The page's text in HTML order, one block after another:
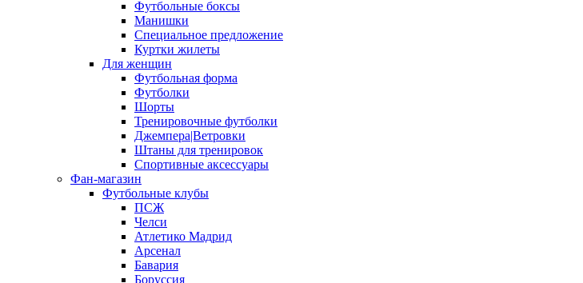
Футбольные боксы
Манишки
Специальное предложение
Куртки жилеты
Для женщин
Футбольная форма
Футболки
Шорты
Тренировочные футболки
Джемпера|Ветровки
Штаны для тренировок
Спортивные аксессуары
Фан-магазин
Футбольные клубы
ПСЖ
Челси
Атлетико Мадрид
Арсенал
Бавария
Боруссия